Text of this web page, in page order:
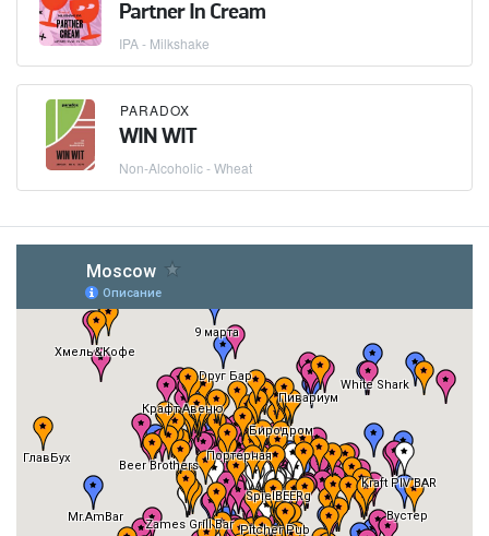
Partner In Cream
IPA - Milkshake
PARADOX
WIN WIT
Non-Alcoholic - Wheat